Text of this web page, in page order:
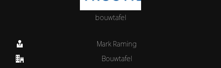
bouwtafel
Mark Raming
Bouwtafel